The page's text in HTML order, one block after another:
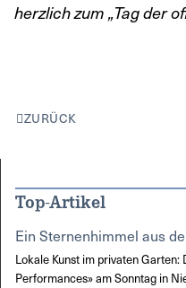
herzlich zum „Tag der
ZURÜCK
Top-Artikel
Ein Sternenhimmel aus
Lokale Kunst im privaten Garten:
Performances» am Sonntag in